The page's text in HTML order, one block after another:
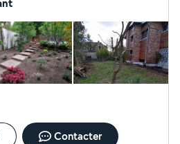
Contacter